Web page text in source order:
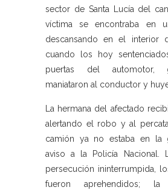
sector de Santa Lucía del
víctima se encontraba en
descansando en el interior
cuando los hoy
puertas del automotor,
maniataron al conductor y
La hermana del afectado
alertando el robo y al
camión ya no estaba en la
aviso a la Policía Nacional.
persecución ininterrumpida,
fueron aprehendidos;